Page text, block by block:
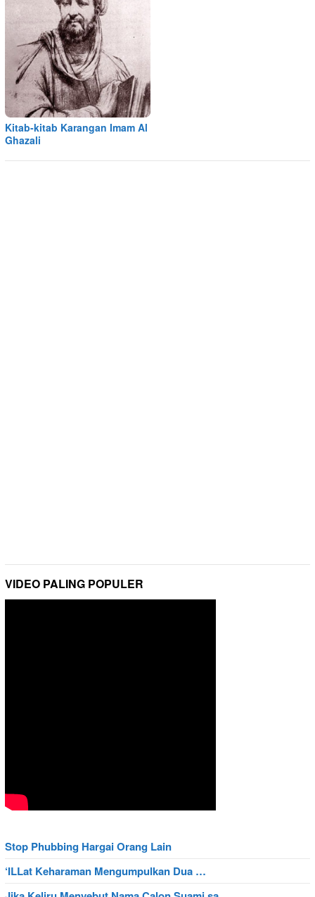
Kitab-kitab Karangan Imam Al
Ghazali
VIDEO PALING POPULER
Stop Phubbing Hargai Orang Lain
‘ILLat Keharaman Mengumpulkan Dua …